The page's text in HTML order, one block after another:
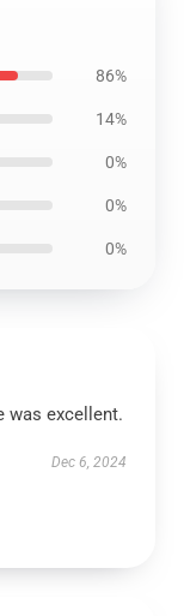
86%
14%
0%
0%
0%
was excellent.
Dec 6, 2024